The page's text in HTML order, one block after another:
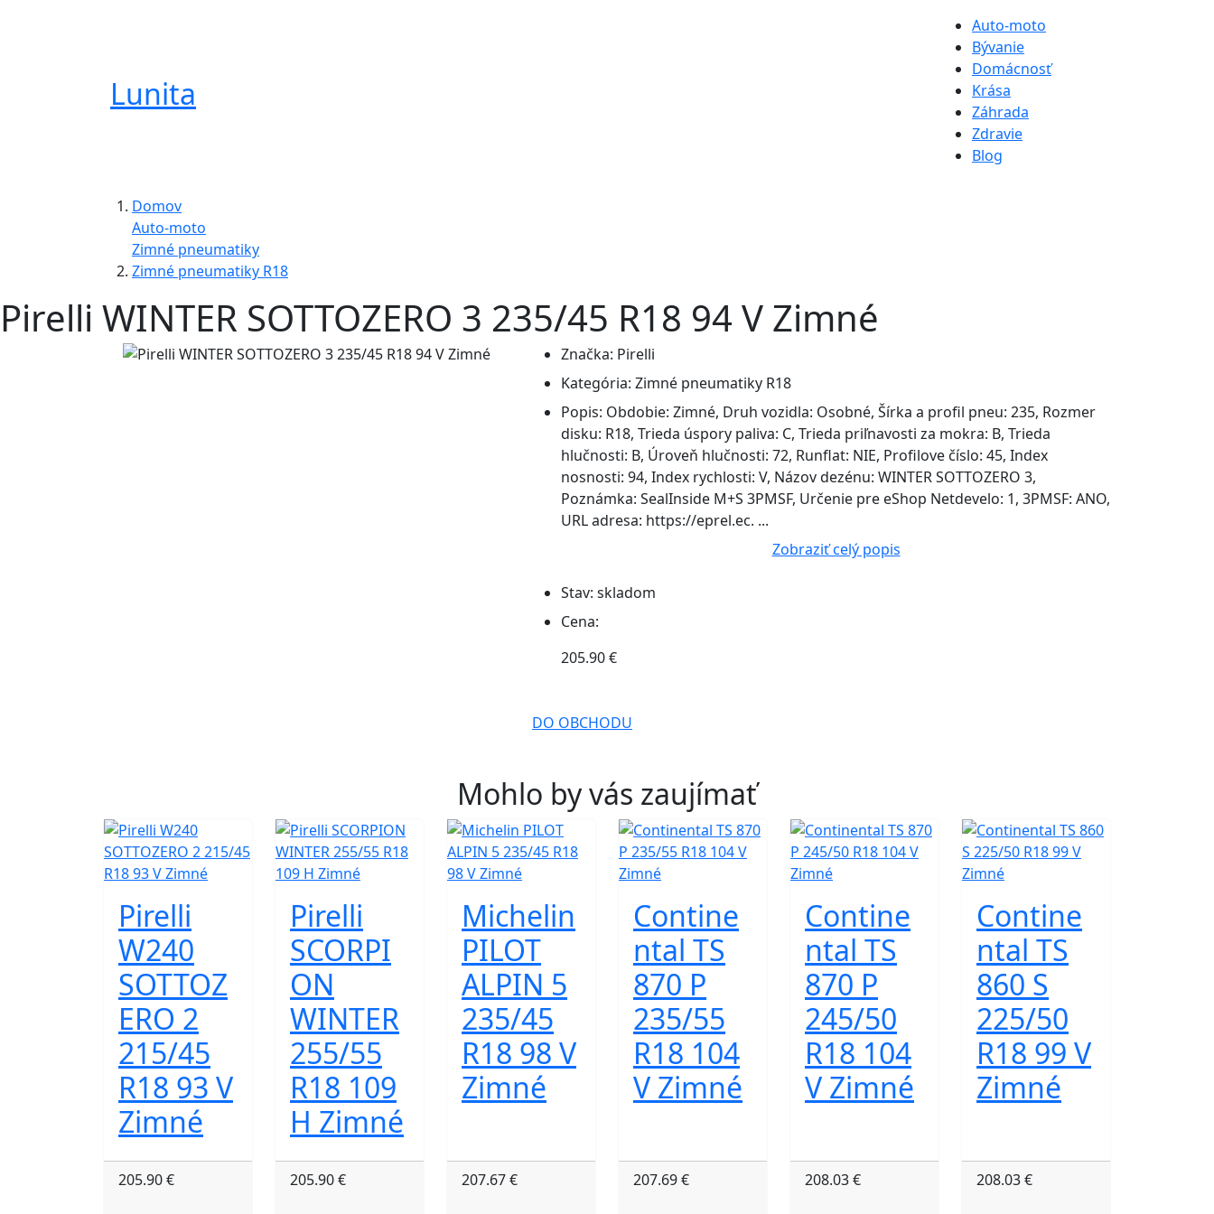
Lunita
Auto-moto
Bývanie
Domácnosť
Krása
Záhrada
Zdravie
Blog
Domov
Auto-moto
Zimné pneumatiky
Zimné pneumatiky R18
Pirelli WINTER SOTTOZERO 3 235/45 R18 94 V Zimné
Značka: Pirelli
Kategória: Zimné pneumatiky R18
Popis: Obdobie: Zimné, Druh vozidla: Osobné, Šírka a profil pneu: 235, Rozmer
disku: R18, Trieda úspory paliva: C, Trieda priľnavosti za mokra: B, Trieda
hlučnosti: B, Úroveň hlučnosti: 72, Runflat: NIE, Profilove číslo: 45, Index
nosnosti: 94, Index rychlosti: V, Názov dezénu: WINTER SOTTOZERO 3,
Poznámka: SealInside M+S 3PMSF, Určenie pre eShop Netdevelo: 1, 3PMSF: ANO,
URL adresa: https://eprel.ec. ...
Zobraziť celý popis
Stav: skladom
Cena:
205.90 €
DO OBCHODU
Mohlo by vás zaujímať
Pirelli
W240
SOTTOZ
ERO 2
215/45
R18 93 V
Zimné
205.90 €
Pirelli
SCORPI
ON
WINTER
255/55
R18 109
H Zimné
205.90 €
Michelin
PILOT
ALPIN 5
235/45
R18 98 V
Zimné
207.67 €
Contine
ntal TS
870 P
235/55
R18 104
V Zimné
207.69 €
Contine
ntal TS
870 P
245/50
R18 104
V Zimné
208.03 €
Contine
ntal TS
860 S
225/50
R18 99 V
Zimné
208.03 €